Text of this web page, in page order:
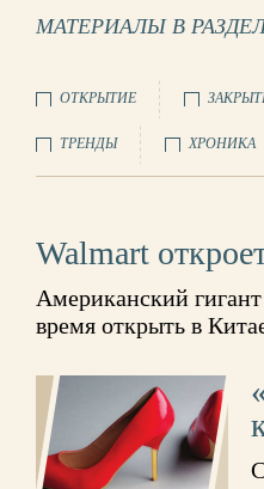
МАТЕРИАЛЫ В
ОТКРЫТИЕ
ТРЕНДЫ ХРОНИКА
Walmart
Американский
время открыть в